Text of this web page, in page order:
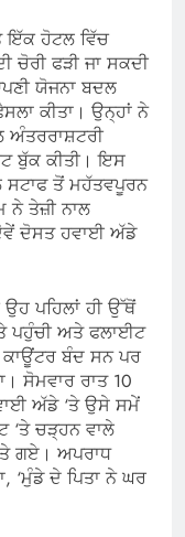
ਇੱਕ ਹੋਟਲ ਵਿੱਚ
ਚੋਰੀ ਫੜੀ ਜਾ ਸਕਦੀ
ਯੋਜਨਾ ਬਦਲ
ਕੀਤਾ। ਉਨ੍ਹਾਂ ਨੇ
ਅੰਤਰਰਾਸ਼ਟਰੀ
ਬੁੱਕ ਕੀਤੀ। ਇਸ
ਤੋਂ ਮਹੱਤਵਪੂਰਨ
ਨੇ ਤੇਜ਼ੀ ਨਾਲ
ਦੋਸਤ ਹਵਾਈ ਅੱਡੇ
ਉਹ ਪਹਿਲਾਂ ਹੀ ਉੱਥੋਂ
ਪਹੁੰਚੀ ਅਤੇ ਫਲਾਈਟ
ਕਾਊਂਟਰ ਬੰਦ ਸਨ ਪਰ
ਸੋਮਵਾਰ ਰਾਤ 10
ਅੱਡੇ ‘ਤੇ ਉਸੇ ਸਮੇਂ
ਚੜ੍ਹਨ ਵਾਲੇ
ਗਏ। ਅਪਰਾਧ
‘ਮੁੰਡੇ ਦੇ ਪਿਤਾ ਨੇ ਘਰ